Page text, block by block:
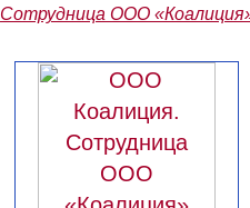
Сотрудница ООО